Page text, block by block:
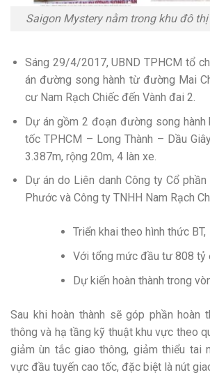
Saigon Mystery nằm trong khu đô
Sáng 29/4/2017, UBND TPHCM tổ
án đường song hành từ đường Mai
cư Nam Rạch Chiếc đến Vành đai 2.
Dự án gồm 2 đoạn đường song hành
tốc TPHCM – Long Thành – Dầu
3.387m, rộng 20m, 4 làn xe.
Dự án do Liên danh Công ty Cổ
Phước và Công ty TNHH Nam Rạch
Triển khai theo hình thức BT,
Với tổng mức đầu tư 808 tỷ
Dự kiến hoàn thành trong
Sau khi hoàn thành sẽ góp phần hoàn
thông và hạ tầng kỹ thuật khu vực theo
giảm ùn tắc giao thông, giảm thiểu tai
vực đầu tuyến cao tốc, đặc biệt là nút